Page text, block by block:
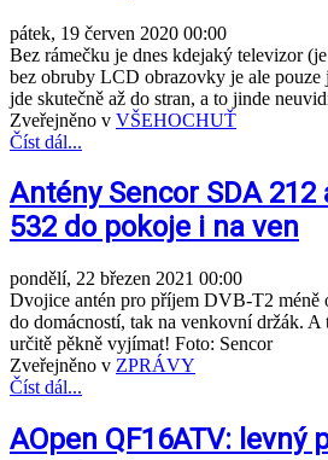
pátek, 19 červen 2020 00:00
Bez rámečku je dnes kdejaký televizor
bez obruby LCD obrazovky je ale pouze
jde skutečně až do stran, a to jinde
Zveřejněno v VŠEHOCHUŤ
Číst dál...
Antény Sencor SDA 212
532 do pokoje i na ven
pondělí, 22 březen 2021 00:00
Dvojice antén pro příjem DVB-T2
do domácností, tak na venkovní držák. A
určitě pěkně vyjímat! Foto: Sencor
Zveřejněno v ZPRÁVY
Číst dál...
AOpen QF16ATV: levný